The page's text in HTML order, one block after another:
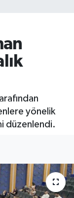
yönelik
düzenlendi.